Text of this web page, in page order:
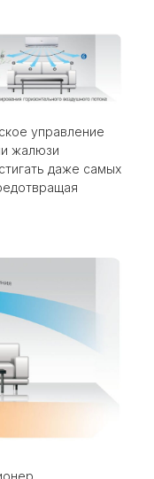
управление
жалюзи
даже самых